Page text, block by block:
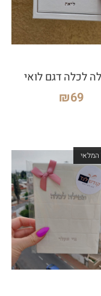
לכלה דגם לואי
₪69
המלאי